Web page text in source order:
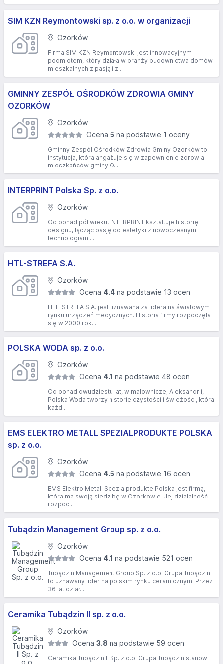
SIM KZN Reymontowski sp. z o.o. w organizacji
Ozorków
Firma SIM KZN Reymontowski jest innowacyjnym
podmiotem, który działa w branży budownictwa domów
mieszkalnych z pasją i z...
GMINNY ZESPÓŁ OŚRODKÓW ZDROWIA GMINY
OZORKÓW
Ozorków
Ocena 5 na podstawie 1 oceny
Gminny Zespół Ośrodków Zdrowia Gminy Ozorków to
instytucja, która angażuje się w zapewnienie zdrowia
mieszkańców gminy O...
INTERPRINT Polska Sp. z o.o.
Ozorków
Od ponad pół wieku, INTERPRINT kształtuje historię
designu, łącząc pasję do estetyki z nowoczesnymi
technologiami...
HTL-STREFA S.A.
Ozorków
Ocena 4.4 na podstawie 13 ocen
HTL-STREFA S.A. jest uznawana za lidera na światowym
rynku urządzeń medycznych. Historia firmy rozpoczęła
się w 2000 rok...
POLSKA WODA sp. z o.o.
Ozorków
Ocena 4.1 na podstawie 48 ocen
Od ponad dwudziestu lat, w malowniczej Aleksandrii,
Polska Woda tworzy historie czystości i świeżości, która
każd...
EMS ELEKTRO METALL SPEZIALPRODUKTE POLSKA
sp. z o.o.
Ozorków
Ocena 4.5 na podstawie 16 ocen
EMS Elektro Metall Spezialprodukte Polska jest firmą,
która ma swoją siedzibę w Ozorkowie. Jej działalność
rozpoc...
Tubądzin Management Group sp. z o.o.
Ozorków
Ocena 4.1 na podstawie 521 ocen
Tubądzin Management Group Sp. z o.o. Grupa Tubądzin
to uznawany lider na polskim rynku ceramicznym. Przez
36 lat dział...
Ceramika Tubądzin II sp. z o.o.
Ozorków
Ocena3.8 na podstawie 59 ocen
Ceramika Tubądzin II Sp. z o.o. Grupa Tubądzin stanowi